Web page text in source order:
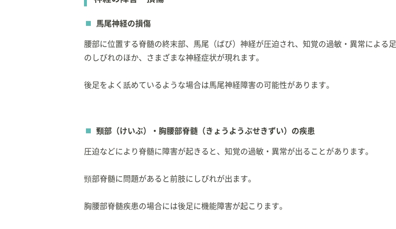
馬尾神経の損傷
腰部に位置する脊髄の終末部、馬尾（ばび）神経が圧迫され、知覚の過敏・異常による足
のしびれのほか、さまざまな神経症状が現れます。
後足をよく舐めているような場合は馬尾神経障害の可能性があります。
頸部（けいぶ）・胸腰部脊髄（きょうようぶせきずい）の疾患
圧迫などにより脊髄に障害が起きると、知覚の過敏・異常が出ることがあります。
頸部脊髄に問題があると前肢にしびれが出ます。
胸腰部脊髄疾患の場合には後足に機能障害が起こります。